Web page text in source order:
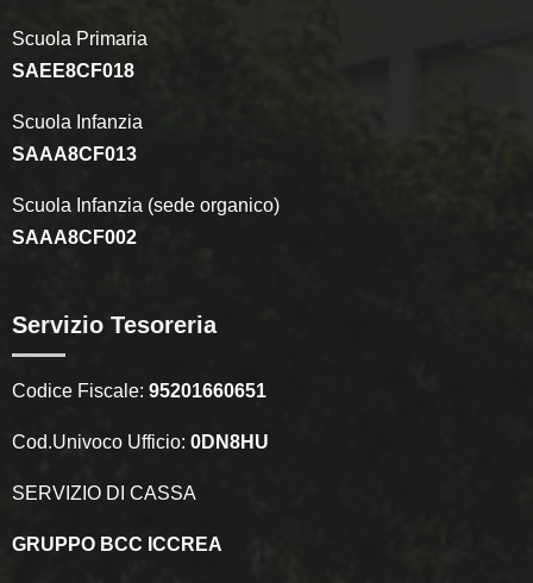
Scuola Primaria
SAEE8CF018
Scuola Infanzia
SAAA8CF013
Scuola Infanzia (sede organico)
SAAA8CF002
Servizio Tesoreria
Codice Fiscale: 95201660651
Cod.Univoco Ufficio: 0DN8HU
SERVIZIO DI CASSA
GRUPPO BCC ICCREA